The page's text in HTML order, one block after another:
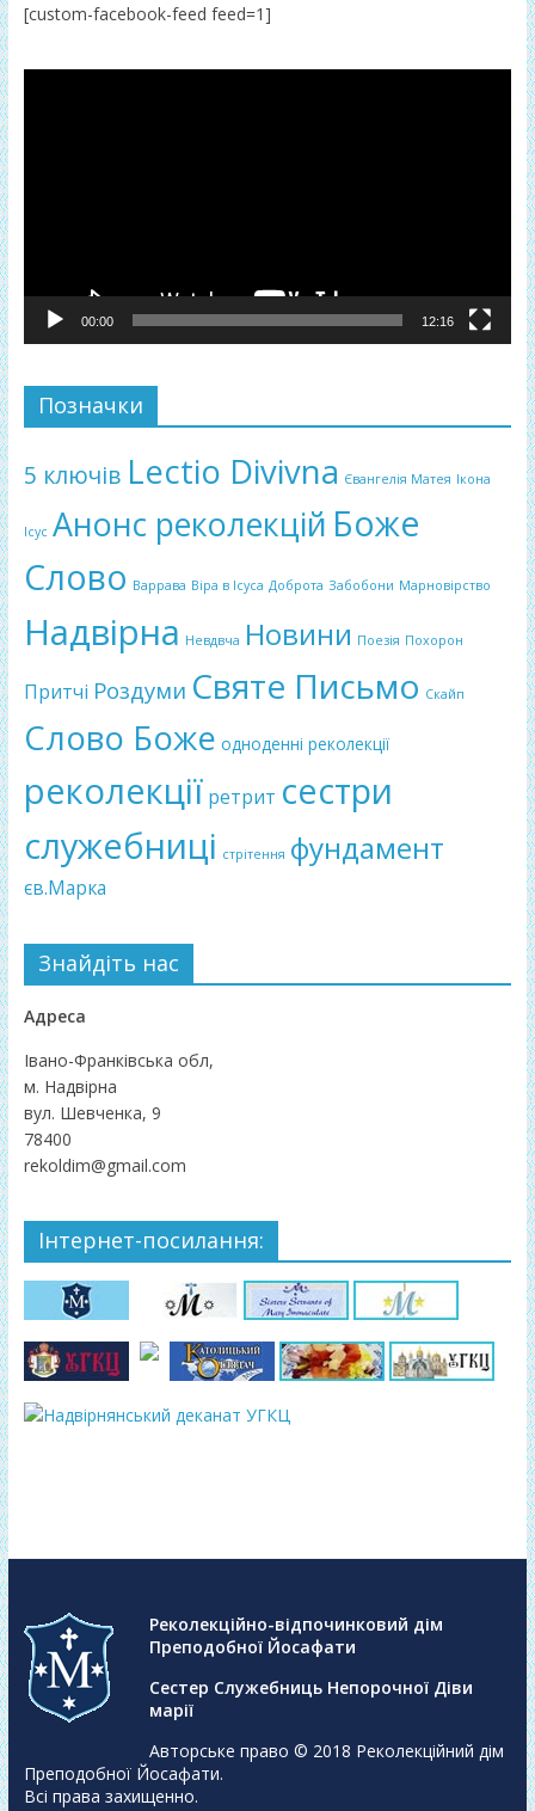
[custom-facebook-feed feed=1]
00:00 12:16
Позначки
5 ключів Lectio Divivna Євангелія Матея Ікона
Ісус Анонс реколекцій Боже
Слово Варрава Віра в Ісуса Доброта Забобони Марновірство
Надвірна Невдвча Новини Поезія Похорон
Притчі Роздуми Святе Письмо Скайп
Слово Боже одноденні реколекції
реколекції ретрит сестри
служебниці стрітення фундамент
єв.Марка
Знайдіть нас
Адреса
Івано-Франківська обл,
м. Надвірна
вул. Шевченка, 9
78400
rekoldim@gmail.com
Інтернет-посилання:
Реколекційно-відпочинковий дім
Преподобної Йосафати
Сестер Служебниць Непорочної Діви
марії
Авторське право © 2018 Реколекційний дім
Преподобної Йосафати.
Всі права захищенно.